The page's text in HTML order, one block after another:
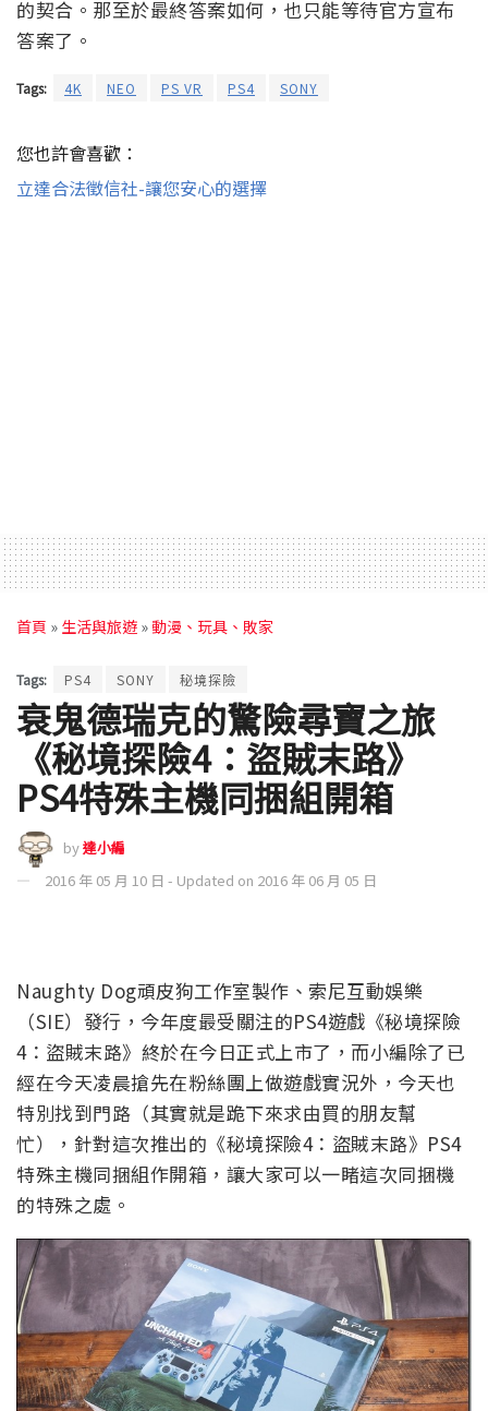
的契合。那至於最終答案如何，也只能等待官方宣布
答案了。
Tags: 4K NEO PS VR PS4 SONY
您也許會喜歡：
立達合法徵信社-讓您安心的選擇
首頁 » 生活與旅遊 » 動漫、玩具、敗家
Tags: PS4 SONY 秘境探險
衰鬼德瑞克的驚險尋寶之旅
《秘境探險4：盜賊末路》
PS4特殊主機同捆組開箱
by達小編
2016 年 05 月 10 日 - Updated on 2016 年 06 月 05 日
Naughty Dog頑皮狗工作室製作、索尼互動娛樂
（SIE）發行，今年度最受關注的PS4遊戲《秘境探險
4：盜賊末路》終於在今日正式上市了，而小編除了已
經在今天凌晨搶先在粉絲團上做遊戲實況外，今天也
特別找到門路（其實就是跪下來求由買的朋友幫
忙），針對這次推出的《秘境探險4：盜賊末路》PS4
特殊主機同捆組作開箱，讓大家可以一睹這次同捆機
的特殊之處。